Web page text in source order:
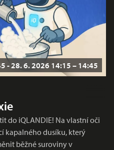
- 28. 6. 2026 14:15 – 14:45
do iQLANDIE! Na vlastní oči
kapalného dusíku, který
běžné suroviny v